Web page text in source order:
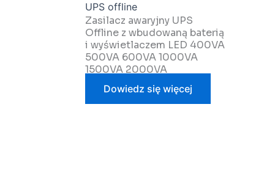
UPS offline
Zasilacz awaryjny UPS
Offline z wbudowaną baterią
i wyświetlaczem LED 400VA
500VA 600VA 1000VA
1500VA 2000VA
Dowiedz się więcej